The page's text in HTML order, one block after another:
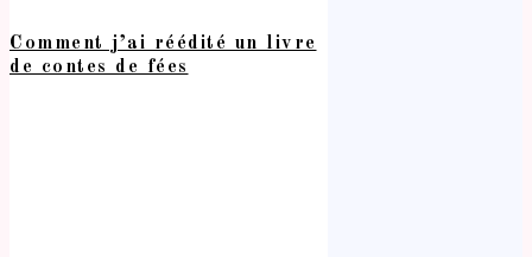
Comment j’ai réédité un livre
de contes de fées